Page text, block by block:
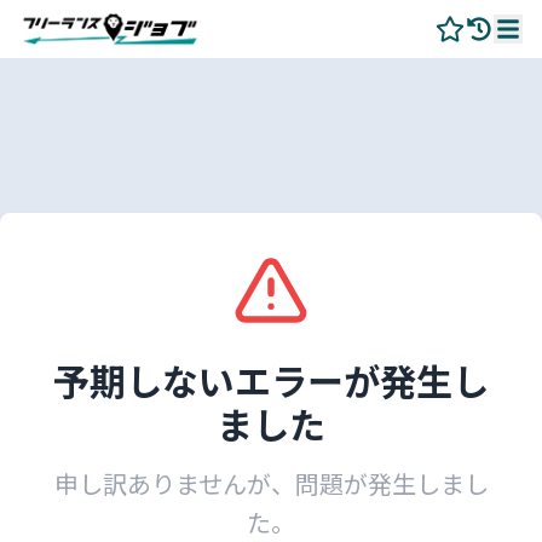
予期しないエラーが発生し
ました
申し訳ありませんが、問題が発生しまし
た。